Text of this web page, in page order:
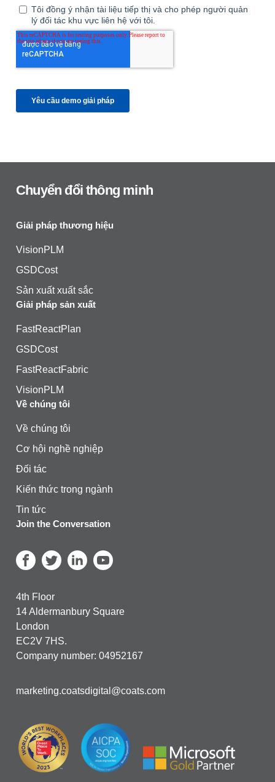
Chuyển đổi thông minh
Giải pháp thương hiệu
VisionPLM
GSDCost
Sản xuất xuất sắc
Giải pháp sản xuất
FastReactPlan
GSDCost
FastReactFabric
VisionPLM
Về chúng tôi
Về chúng tôi
Cơ hội nghề nghiệp
Đối tác
Kiến thức trong ngành
Tin tức
Join the Conversation
4th Floor
14 Aldermanbury Square
London
EC2V 7HS.
Company number: 04952167
marketing.coatsdigital@coats.com